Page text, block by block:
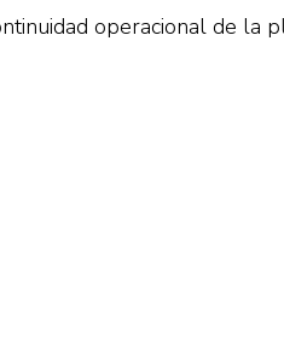
operacional de la